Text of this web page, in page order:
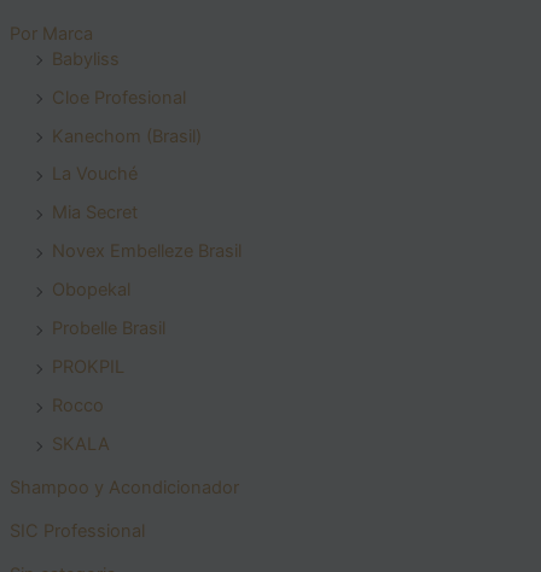
Por Marca
Babyliss
Cloe Profesional
Kanechom (Brasil)
La Vouché
Mia Secret
Novex Embelleze Brasil
Obopekal
Probelle Brasil
PROKPIL
Rocco
SKALA
Shampoo y Acondicionador
SIC Professional